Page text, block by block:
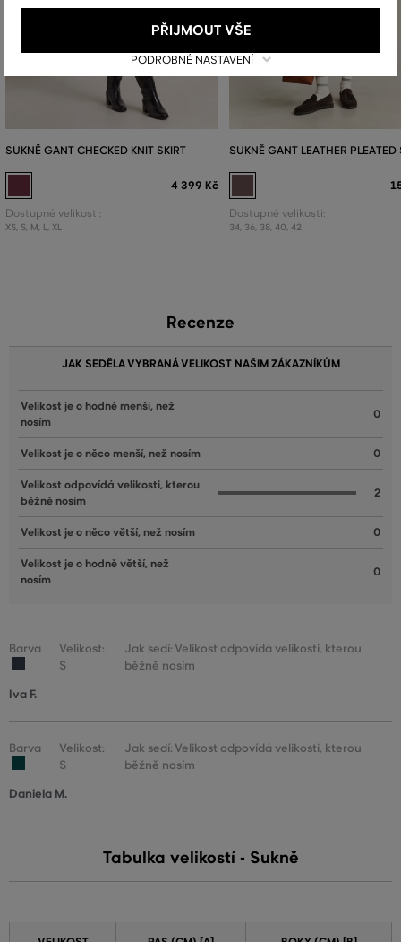
SUKNĚ GANT CHECKED KNIT SKIRT
4 399 Kč
Dostupné velikosti:
XS, S, M, L, XL
SUKNĚ GANT LEATHER PLEATED
Dostupné velikosti:
34, 36, 38, 40, 42
Recenze
JAK SEDĚLA VYBRANÁ VELIKOST NAŠIM ZÁKAZNÍKŮM
Velikost je o hodně menší, než
nosím
0
Velikost je o něco menší, než nosím 0
Velikost odpovídá velikosti, kterou
běžně nosím
2
Velikost je o něco větší, než nosím 0
Velikost je o hodně větší, než
nosím
0
Barva
Velikost:
S
Jak sedí: Velikost odpovídá velikosti, kterou
běžně nosím
Iva F.
Barva
Velikost:
S
Jak sedí: Velikost odpovídá velikosti, kterou
běžně nosím
Daniela M.
Tabulka velikostí - Sukně
PODROBNÉ NASTAVENÍ
PŘIJMOUT VŠE